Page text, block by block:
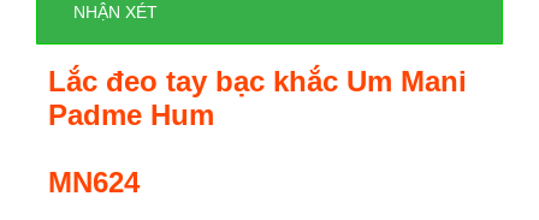
NHẬN XÉT
Lắc đeo tay bạc khắc Um Mani
Padme Hum
MN624